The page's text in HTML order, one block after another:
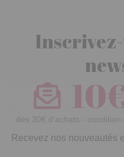
dès 30€ d’achats -
Recevez nos nouveautés